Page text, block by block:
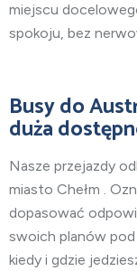
miejscu
spokoju, bez
Busy do
duża
Nasze przejazdy
miasto Chełm .
dopasować
swoich planów pod
kiedy i gdzie